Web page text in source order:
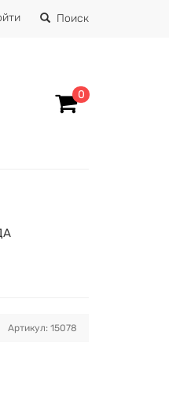
Поиск
0
Артикул: 15078